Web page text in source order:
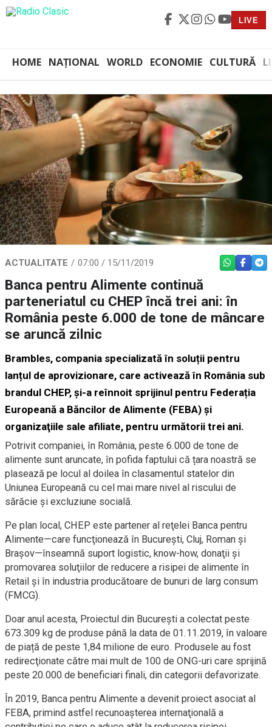
LIVE
HOME NAȚIONAL WORLD ECONOMIE CULTURĂ
ACTUALITATE 07:00 / 15/11/2019 WHATSAPP
Banca pentru Alimente continuă
parteneriatul cu CHEP încă trei ani: în
România peste 6.000 de tone de mâncare
se aruncă zilnic
Brambles, compania specializată în soluții pentru
lanțul de aprovizionare, care activează în România sub
brandul CHEP, şi-a reînnoit sprijinul pentru Federația
Europeană a Băncilor de Alimente (FEBA) și
organizaţiile sale afiliate, pentru următorii trei ani.
Potrivit companiei, în România, peste 6.000 de tone de
alimente sunt aruncate, în pofida faptului că țara noastră se
plasează pe locul al doilea în clasamentul statelor din
Uniunea Europeană cu cel mai mare nivel al riscului de
sărăcie şi excluziune socială.
Pe plan local, CHEP este partener al reţelei Banca pentru
Alimente—care funcţionează în Bucureşti, Cluj, Roman şi
Braşov—înseamnă suport logistic, know-how, donaţii şi
promovarea soluţiilor de reducere a risipei de alimente în
Retail şi în industria producătoare de bunuri de larg consum
(FMCG).
Doar anul acesta, Proiectul din Bucureşti a colectat peste
673.309 kg de produse până la data de 01.11.2019, în valoare
de piață de peste 1,84 milione de euro. Produsele au fost
redirecţionate către mai mult de 100 de ONG-uri care sprijină
peste 20.000 de beneficiari finali, din categorii defavorizate.
În 2019, Banca pentru Alimente a devenit proiect asociat al
FEBA, primind astfel recunoaşterea internaţională a